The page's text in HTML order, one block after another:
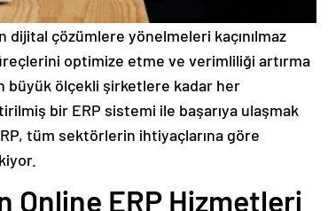
dijital çözümlere yönelmeleri kaçınılmaz
optimize etme ve verimliliği artırma
büyük ölçekli şirketlere kadar her
bir ERP sistemi ile başarıya ulaşmak
tüm sektörlerin ihtiyaçlarına göre
Online ERP Hizmetleri